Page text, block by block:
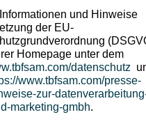
und Hinweise
der EU-
Homepage unter dem
datenschutz
www.tbfsam.com/presse-
zur-
marketing-gmbh.